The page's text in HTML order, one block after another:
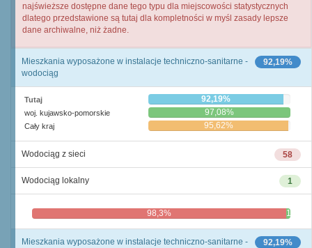
najświeższe dostępne dane tego typu dla miejscowości statystycznych
dlatego przedstawione są tutaj dla kompletności w myśl zasady lepsze
dane archiwalne, niż żadne.
92,19%
Mieszkania wyposażone w instalacje techniczno-sanitarne -
wodociąg
Tutaj 92,19%
woj. kujawsko-pomorskie 97,08%
Cały kraj 95,62%
58
Wodociąg z sieci
1
Wodociąg lokalny
98,3% 1,7%
92,19%
Mieszkania wyposażone w instalacje techniczno-sanitarne -